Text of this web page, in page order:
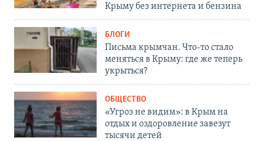
Крыму без интернета и бензина
БЛОГИ
Письма крымчан. Что-то стало
меняться в Крыму: где же теперь
укрыться?
ОБЩЕСТВО
«Угроз не видим»: в Крым на
отдых и оздоровление завезут
тысячи детей